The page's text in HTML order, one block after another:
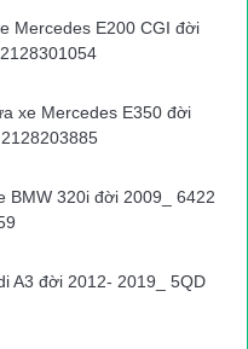
xuyến giao thông Cầu Đơ
với xe máy 89K1-114.40
Văn Giang, tỉnh Hưng
bị thương nặng, còn Cao
lý giải quyết vụ việc.
ATGT.VN
Mercedes E200 CGI đời
xe Mercedes E350 đời
BMW 320i đời 2009_ 6422
A3 đời 2012- 2019_ 5QD